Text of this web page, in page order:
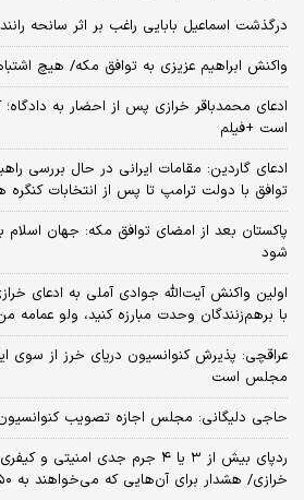
درگذشت اسماعیل بابایی راغب بر اثر سانحه
واکنش ابراهیم عزیزی به توافق مکه/ هیچ
ادعای محمدباقر خرازی پس از احضار به
است +فیلم
ادعای گاردین: مقامات ایرانی در حال بررسی
توافق با دولت ترامپ تا پس از انتخابات کنگره
پاکستان بعد از امضای توافق مکه: جهان اسلام
شود
اولین واکنش آیت‌الله جوادی آملی به ادعای
با برهم‌زنندگان وحدت مبارزه کنید، ولو عمامه
عراقچی: پذیرش کنوانسیون دریای خرز از سوی
مجلس است
حاجی دلیگانی: مجلس اجازه تصویب
ردپای بیش از ۳ یا ۴ جرم جدی
خرازی/ هشدار برای آن‌هایی که می‌خواهند به ۲۵۰ هزار نفر بپیوندند